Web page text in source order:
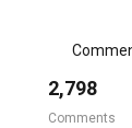
2,798
Comments